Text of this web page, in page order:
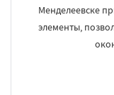
Менделеевске
элементы,